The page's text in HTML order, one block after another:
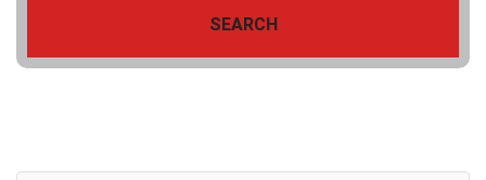
SEARCH